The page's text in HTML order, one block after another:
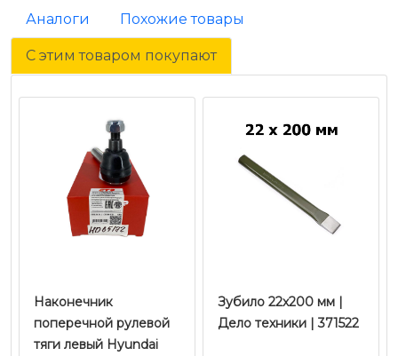
Аналоги Похожие товары
С этим товаром покупают
Наконечник
поперечной рулевой
тяги левый Hyundai
Зубило 22х200 мм |
Дело техники | 371522